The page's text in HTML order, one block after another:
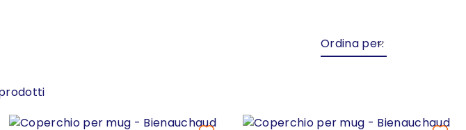
Ordina per: